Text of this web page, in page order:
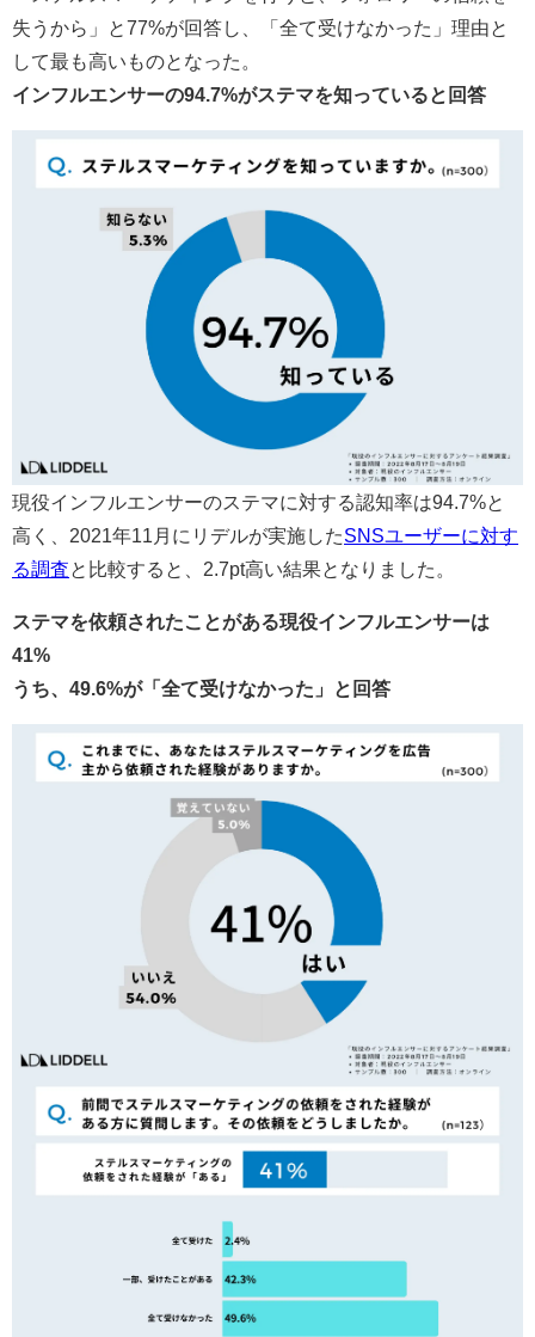
失うから」と77%が回答し、「全て受けなかった」理由と
して最も高いものとなった。
インフルエンサーの94.7%がステマを知っていると回答
現役インフルエンサーのステマに対する認知率は94.7%と
高く、2021年11月にリデルが実施したSNSユーザーに対す
る調査 と比較すると、2.7pt高い結果となりました。
ステマを依頼されたことがある現役インフルエンサーは
41%
うち、 49.6%が「全て受けなかった」と回答